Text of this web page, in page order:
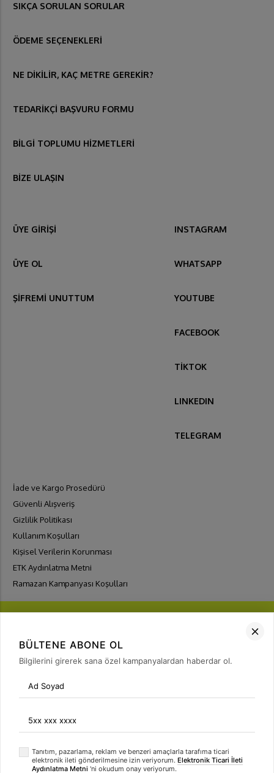
SIKÇA SORULAN SORULAR
ÖDEME SEÇENEKLERİ
NE DİKİLİR, KAÇ METRE GEREKİR?
TEDARİKÇİ BAŞVURU FORMU
BİLGİ TOPLUMU HİZMETLERİ
BİZE ULAŞIN
ÜYE GİRİŞİ
ÜYE OL
ŞİFREMİ UNUTTUM
INSTAGRAM
WHATSAPP
YOUTUBE
FACEBOOK
TİKTOK
LINKEDIN
TELEGRAM
İade ve Kargo Prosedürü
Güvenli Alışveriş
Gizlilik Politikası
Kullanım Koşulları
Kişisel Verilerin Korunması
ETK Aydınlatma Metni
Ramazan Kampanyası Koşulları
FIRSATLARIYAKALA
Bülten Üyeliği
arrow_forward
BÜLTENE ABONE OL
Bilgilerini girerek sana özel kampanyalardan haberdar ol.
Tanıtım, pazarlama, reklam ve benzeri amaçlarla tarafıma ticari
elektronik ileti gönderilmesine izin veriyorum. Elektronik Ticari İleti
Aydınlatma Metni 'ni okudum onay veriyorum.